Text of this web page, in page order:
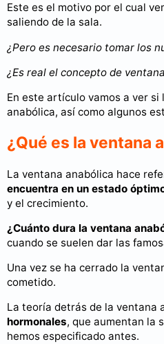
Este es el motivo por el cual
saliendo de la sala.
¿Pero es necesario tomar los
¿Es real el concepto de
En este artículo vamos a ver
anabólica, así como algunos
¿Qué es la ventana
La ventana anabólica hace
encuentra en un estado
y el crecimiento.
¿Cuánto dura la ventana
cuando se suelen dar las
Una vez se ha cerrado la
cometido.
La teoría detrás de la ventana
hormonales, que aumentan la
hemos especificado antes.